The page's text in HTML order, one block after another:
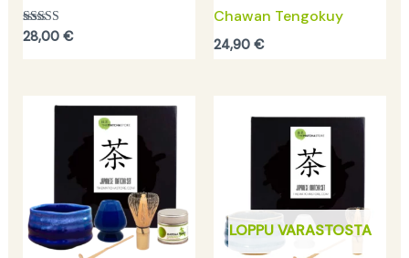
Arvostelu
tuotteesta:
28,00 €
Chawan Tengokuy
24,90 €
LOPPU VARASTOSTA